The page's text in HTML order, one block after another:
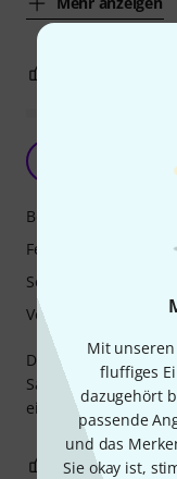
Mit
fluffiges
dazugehört
passende
und das
Sie okay ist,
Die Ware kam
Samstag und
einwandfrei. Danke
Bedienung
Features
Sound
Verarbeitung
0